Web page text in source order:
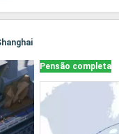
Pensão completa